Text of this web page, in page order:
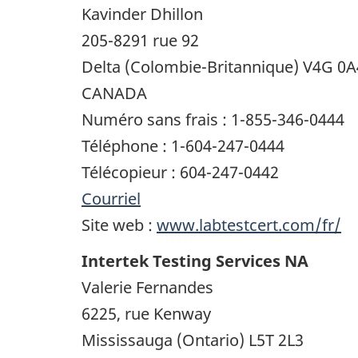
Kavinder Dhillon
205-8291 rue 92
Delta (Colombie-Britannique) V4G
CANADA
Numéro sans frais : 1-855-346-0444
Téléphone : 1-604-247-0444
Télécopieur : 604-247-0442
Courriel
Site web : www.labtestcert.com/fr/
Intertek Testing Services NA
Valerie Fernandes
6225, rue Kenway
Mississauga (Ontario) L5T 2L3